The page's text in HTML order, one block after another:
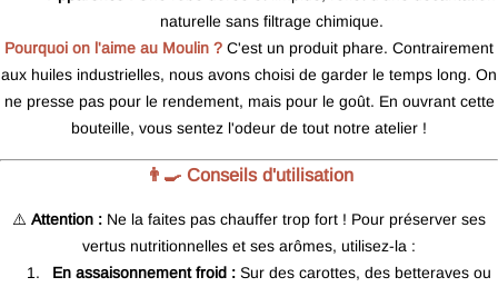
naturelle sans filtrage chimique.
Pourquoi on l'aime au Moulin ? C'est un produit phare. Contrairement
aux huiles industrielles, nous avons choisi de garder le temps long. On
ne presse pas pour le rendement, mais pour le goût. En ouvrant cette
bouteille, vous sentez l'odeur de tout notre atelier !
👨‍🍳 Conseils d'utilisation
⚠️ Attention : Ne la faites pas chauffer trop fort ! Pour préserver ses
vertus nutritionnelles et ses arômes, utilisez-la :
En assaisonnement froid :Sur des carottes, des betteraves ou